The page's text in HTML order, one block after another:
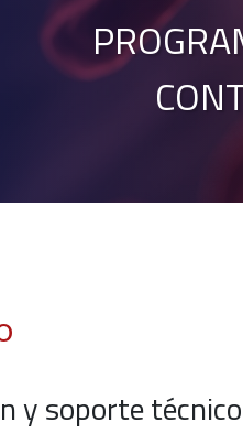
y soporte técnico